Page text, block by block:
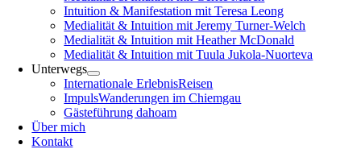
Intuition & Manifestation mit Teresa Leong
Medialität & Intuition mit Jeremy Turner-Welch
Medialität & Intuition mit Heather McDonald
Medialität & Intuition mit Tuula Jukola-Nuorteva
Unterwegs
Internationale ErlebnisReisen
ImpulsWanderungen im Chiemgau
Gästeführung dahoam
Über mich
Kontakt